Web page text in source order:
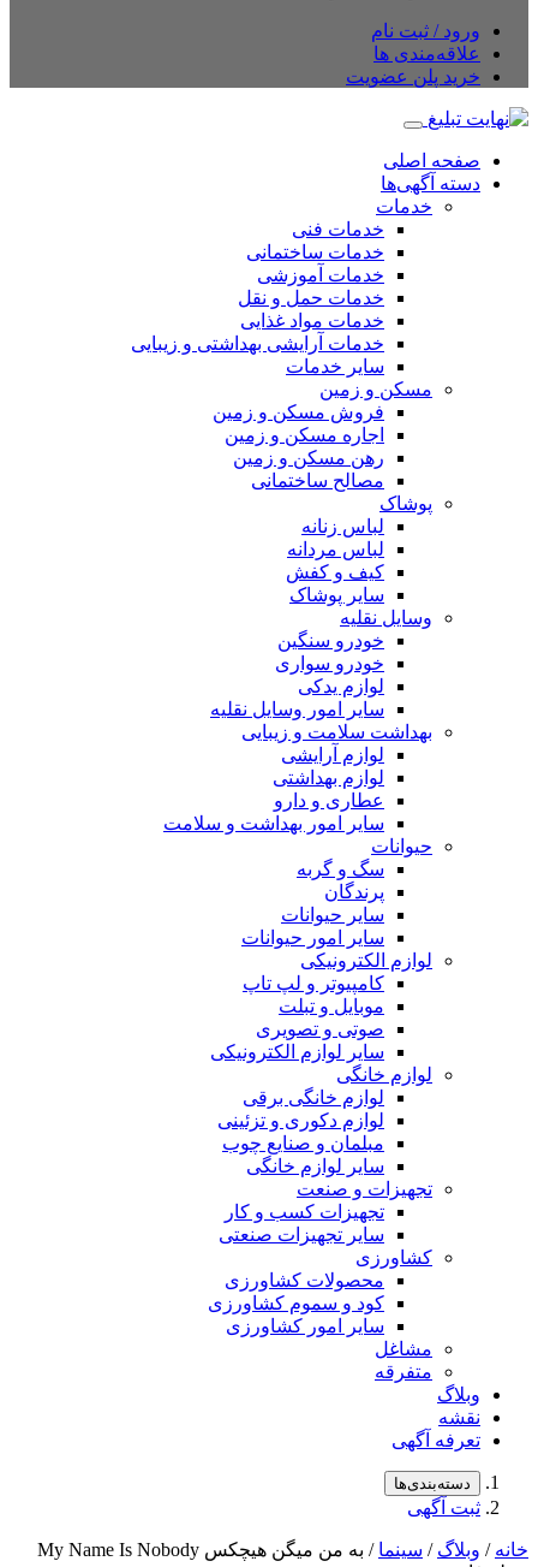
ورود / ثبت نام
علاقه‌مندی ها
خرید پلن عضویت
صفحه اصلی
دسته آگهی‌ها
خدمات
خدمات فنی
خدمات ساختمانی
خدمات آموزشی
خدمات حمل و نقل
خدمات مواد غذایی
خدمات آرایشی بهداشتی و زیبایی
سایر خدمات
مسکن و زمین
فروش مسکن و زمین
اجاره مسکن و زمین
رهن مسکن و زمین
مصالح ساختمانی
پوشاک
لباس زنانه
لباس مردانه
کیف و کفش
سایر پوشاک
وسایل نقلیه
خودرو سنگین
خودرو سواری
لوازم یدکی
سایر امور وسایل نقلیه
بهداشت سلامت و زیبایی
لوازم آرایشی
لوازم بهداشتی
عطاری و دارو
سایر امور بهداشت و سلامت
حیوانات
سگ و گربه
پرندگان
سایر حیوانات
سایر امور حیوانات
لوازم الکترونیکی
کامپیوتر و لپ تاپ
موبایل و تبلت
صوتی و تصویری
سایر لوازم الکترونیکی
لوازم خانگی
لوازم خانگی برقی
لوازم دکوری و تزئینی
مبلمان و صنایع چوب
سایر لوازم خانگی
تجهیزات و صنعت
تجهیزات کسب و کار
سایر تجهیزات صنعتی
کشاورزی
محصولات کشاورزی
کود و سموم کشاورزی
سایر امور کشاورزی
مشاغل
متفرقه
وبلاگ
نقشه
تعرفه آگهی
دسته‌بندی‌ها
ثبت آگهی
خانه / وبلاگ / سینما
/ به من میگن هیچکس My Name Is Nobody